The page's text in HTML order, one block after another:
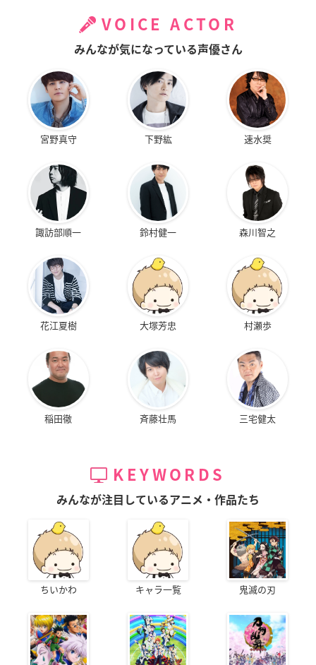
VOICE ACTOR
みんなが気になっている声優さん
宮野真守 下野紘 速水奨
諏訪部順一 鈴村健一 森川智之
花江夏樹 大塚芳忠 村瀬歩
稲田徹 斉藤壮馬 三宅健太
KEYWORDS
みんなが注目しているアニメ・作品たち
ちいかわ キャラ一覧 鬼滅の刃